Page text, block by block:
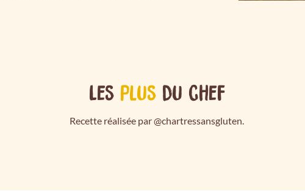
Les plusdu chef
Recette réalisée par @chartressansgluten.